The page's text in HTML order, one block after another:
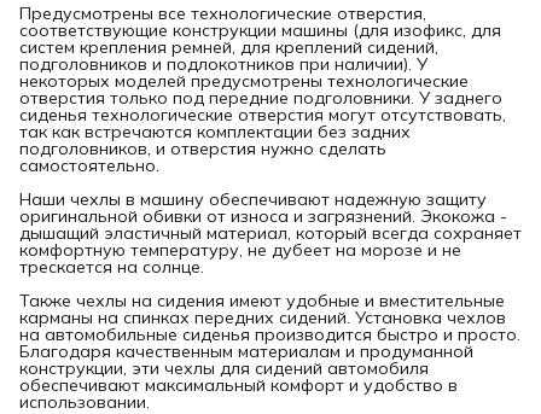
Предусмотрены все технологические отверстия,
соответствующие конструкции машины (для изофикс, для
систем крепления ремней, для креплений сидений,
подголовников и подлокотников при наличии). У
некоторых моделей предусмотрены технологические
отверстия только под передние подголовники. У заднего
сиденья технологические отверстия могут отсутствовать,
так как встречаются комплектации без задних
подголовников, и отверстия нужно сделать
самостоятельно.
Наши чехлы в машину обеспечивают надежную защиту
оригинальной обивки от износа и загрязнений. Экокожа -
дышащий эластичный материал, который всегда сохраняет
комфортную температуру, не дубеет на морозе и не
трескается на солнце.
Также чехлы на сидения имеют удобные и вместительные
карманы на спинках передних сидений. Установка чехлов
на автомобильные сиденья производится быстро и просто.
Благодаря качественным материалам и продуманной
конструкции, эти чехлы для сидений автомобиля
обеспечивают максимальный комфорт и удобство в
использовании.